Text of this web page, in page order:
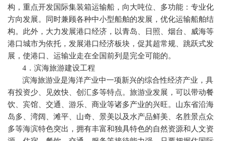
构，重点开发国际集装箱运输船，向大吨位、多功能：专业化
方向发展。同时兼顾各种中小型船舶的发展，优化运输船舶结
构。此外，大力发展港口经济，以青岛、日照、烟台、威海等
港口城市为依托，发展港口经济板块，促其超常规、跳跃式发
展，使港口、运输业走在全国前列是完全可能的。
4 ．滨海旅游建设工程
滨海旅游业是海洋产业中一项新兴的综合性经济产业，具
有投资少、见效快、创汇多等特点。旅游业发展，可以带动餐
饮、宾馆、交通、游乐、商业等诸多产业的兴旺。山东省沿海
岛多、湾阔、滩平、山奇、景美以及水产品鲜美、名胜景点众
多等海滨特色突出，拥有丰富和独具特色的自然资源和人文资